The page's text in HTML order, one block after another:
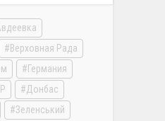
Верховная Рада
Германия
Донбас
Зеленський